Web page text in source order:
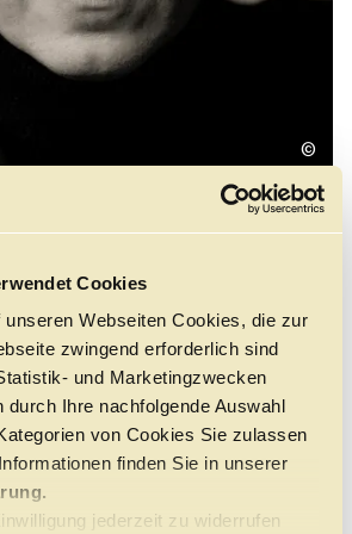
Cookies
Webseiten Cookies, die zur
zwingend erforderlich sind
und Marketingzwecken
durch Ihre nachfolgende Auswahl
von Cookies Sie zulassen
finden Sie in unserer
jederzeit zu widerrufen
Jobs Kontakt
©
bei Maestro Mariss Jansons
dem legendären Tänzer Rudolf
John Neumeier zu
weltweit führenden Theatern und
Seine Kenntnisse des Standard-
"Schwanensee", "Der
machten ihn über drei
einem beliebten Gast an den
Opernhäusern.
war Vello Pähn Chefdirigent und